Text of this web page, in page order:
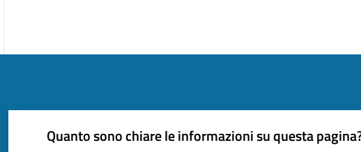
Quanto sono chiare le informazioni su questa